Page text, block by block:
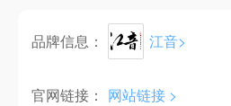
品牌信息： 江音>
官网链接： 网站链接 >